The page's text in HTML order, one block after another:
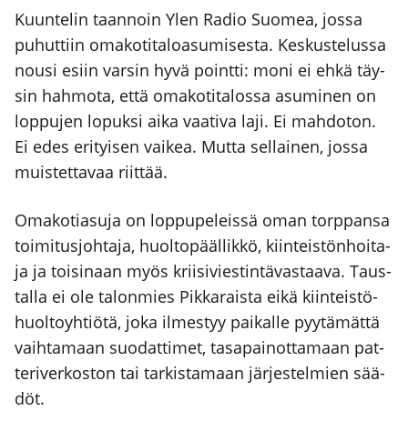
Kuun­te­lin taan­noin Ylen Radio Suo­mea, jos­sa
puhut­tiin oma­ko­ti­ta­loa­su­mi­ses­ta. Kes­kus­te­lus­sa
nousi esiin var­sin hyvä point­ti: moni ei ehkä täy­
sin hah­mo­ta, että oma­ko­ti­ta­los­sa asu­mi­nen on
lop­pu­jen lopuk­si aika vaa­ti­va laji. Ei mah­do­ton.
Ei edes eri­tyi­sen vai­kea. Mut­ta sel­lai­nen, jos­sa
muis­tet­ta­vaa riit­tää.
Oma­ko­tia­su­ja on lop­pu­pe­leis­sä oman torp­pan­sa
toi­mi­tus­joh­ta­ja, huol­to­pääl­lik­kö, kiin­teis­tön­hoi­ta­
ja ja toi­si­naan myös krii­si­vies­tin­tä­vas­taa­va. Taus­
tal­la ei ole talon­mies Pik­ka­rais­ta eikä kiin­teis­tö­
huol­to­yh­tiö­tä, joka ilmes­tyy pai­kal­le pyy­tä­mät­tä
vaih­ta­maan suo­dat­ti­met, tasa­pai­not­ta­maan pat­
te­ri­ver­kos­ton tai tar­kis­ta­maan jär­jes­tel­mien sää­
döt.